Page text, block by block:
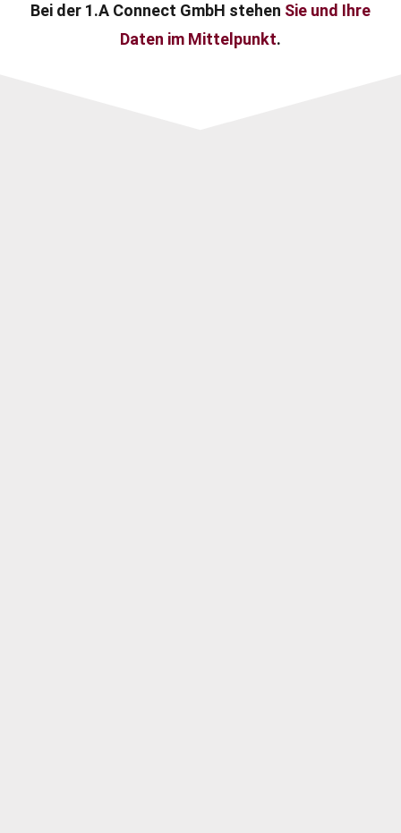
Bei der 1.A Connect GmbH stehen Sie und Ihre
Daten im Mittelpunkt.